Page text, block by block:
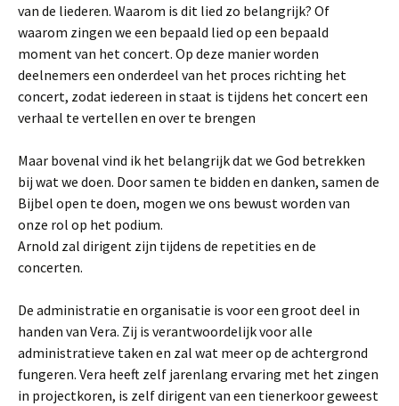
van de liederen. Waarom is dit lied zo belangrijk? Of
waarom zingen we een bepaald lied op een bepaald
moment van het concert. Op deze manier worden
deelnemers een onderdeel van het proces richting het
concert, zodat iedereen in staat is tijdens het concert een
verhaal te vertellen en over te brengen
Maar bovenal vind ik het belangrijk dat we God betrekken
bij wat we doen. Door samen te bidden en danken, samen de
Bijbel open te doen, mogen we ons bewust worden van
onze rol op het podium.
Arnold zal dirigent zijn tijdens de repetities en de
concerten.
De administratie en organisatie is voor een groot deel in
handen van Vera. Zij is verantwoordelijk voor alle
administratieve taken en zal wat meer op de achtergrond
fungeren. Vera heeft zelf jarenlang ervaring met het zingen
in projectkoren, is zelf dirigent van een tienerkoor geweest